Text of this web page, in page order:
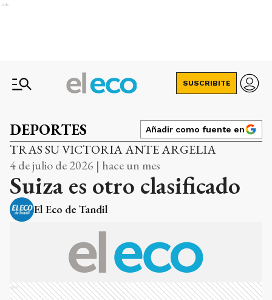
Ads
SUSCRIBITE
DEPORTES Añadir como fuente en
TRAS SU VICTORIA ANTE ARGELIA
4 de julio de 2026 | hace un mes
Suiza es otro clasificado
El Eco de Tandil
Ads